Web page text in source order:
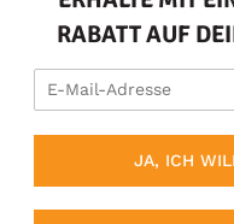
RABATT AUF
JA, ICH